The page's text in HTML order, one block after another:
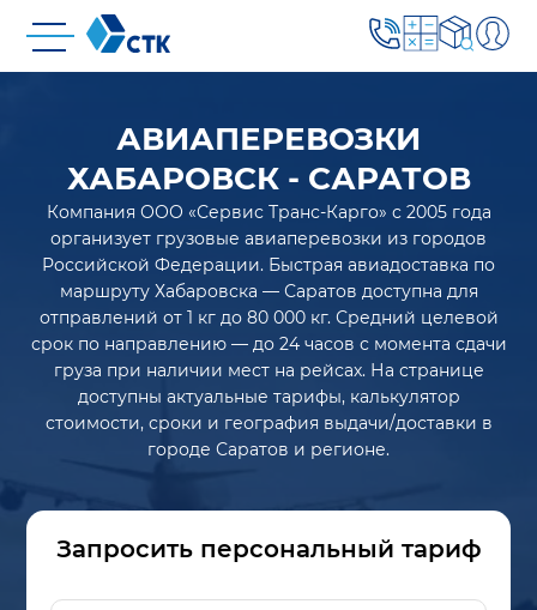
АВИАПЕРЕВОЗКИ
ХАБАРОВСК - САРАТОВ
Компания ООО «Сервис Транс-Карго» с 2005 года
организует грузовые авиаперевозки из городов
Российской Федерации. Быстрая авиадоставка по
маршруту Хабаровска — Саратов доступна для
отправлений от 1 кг до 80 000 кг. Средний целевой
срок по направлению — до 24 часов с момента сдачи
груза при наличии мест на рейсах. На странице
доступны актуальные тарифы, калькулятор
стоимости, сроки и география выдачи/доставки в
городе Саратов и регионе.
Запросить персональный тариф